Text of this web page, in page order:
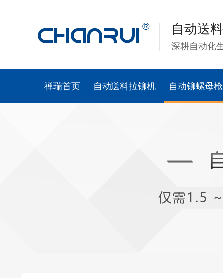
自动送
深耕自动化
禅瑞首页 自动送料拉铆机 自动铆螺母枪